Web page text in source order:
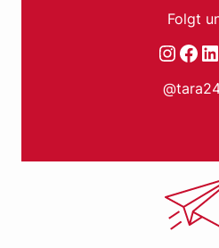
Folgt
Instagram Facebook LinkedIn